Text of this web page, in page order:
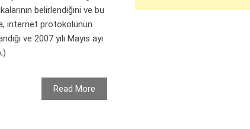
belirlendiğini ve bu
internet protokolünün
ve 2007 yılı Mayıs ayı
Read More